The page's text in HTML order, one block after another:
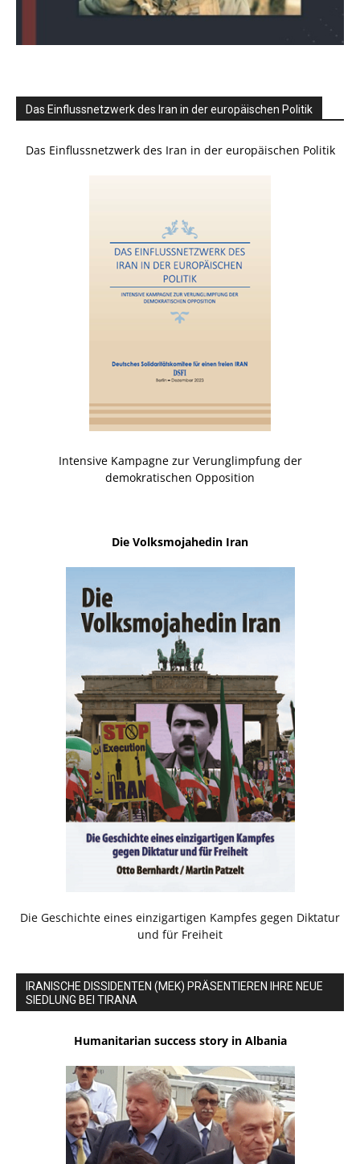
Das Einflussnetzwerk des Iran in der europäischen Politik
Das Einflussnetzwerk des Iran in der europäischen Politik
Intensive Kampagne zur Verunglimpfung der
demokratischen Opposition
Die Volksmojahedin Iran
Die Geschichte eines einzigartigen Kampfes gegen Diktatur
und für Freiheit
IRANISCHE DISSIDENTEN (MEK) PRÄSENTIEREN IHRE NEUE
SIEDLUNG BEI TIRANA
Humanitarian success story in Albania